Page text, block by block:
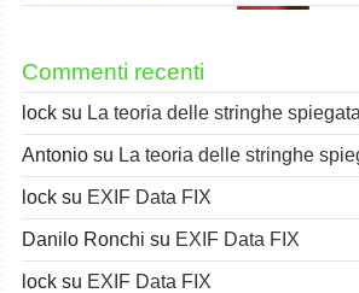
Commenti recenti
lock su La teoria delle stringhe spiegata
Antonio su La teoria delle stringhe
lock su EXIF Data FIX
Danilo Ronchi su EXIF Data FIX
lock su EXIF Data FIX